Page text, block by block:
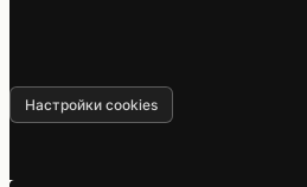
Настройки cookies